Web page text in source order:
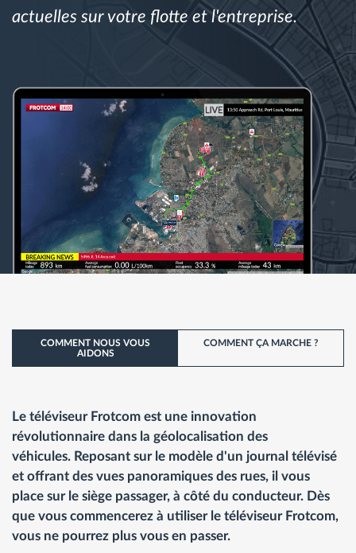
d'activité de flotte
Calculatrice d’économies
actuelles sur votre flotte et l'entreprise.
COMMENT NOUS VOUS
AIDONS
COMMENT ÇA MARCHE ?
Le téléviseur Frotcom est une innovation
révolutionnaire dans la géolocalisation des
véhicules. Reposant sur le modèle d'un journal télévisé
et offrant des vues panoramiques des rues, il vous
place sur le siège passager, à côté du conducteur. Dès
que vous commencerez à utiliser le téléviseur Frotcom,
vous ne pourrez plus vous en passer.